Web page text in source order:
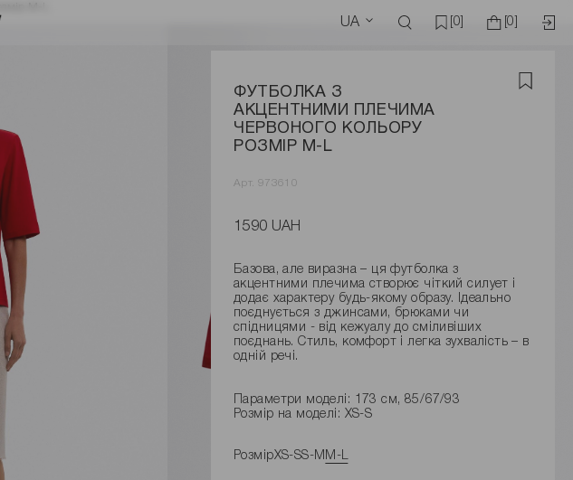
UA [0] [0]
ФУТБОЛКА З
АКЦЕНТНИМИ ПЛЕЧИМА
ЧЕРВОНОГО КОЛЬОРУ
РОЗМІР M-L
Арт. 973610
1590 UAH
Базова, але виразна – ця футболка з
акцентними плечима створює чіткий силует і
додає характеру будь-якому образу. Ідеально
поєднується з джинсами, брюками чи
спідницями - від кежуалу до сміливіших
поєднань. Стиль, комфорт і легка зухвалість – в
одній речі.
Параметри моделі: 173 см, 85/67/93
Розмір на моделі: XS-S
РозмірXS-SS-M M-L